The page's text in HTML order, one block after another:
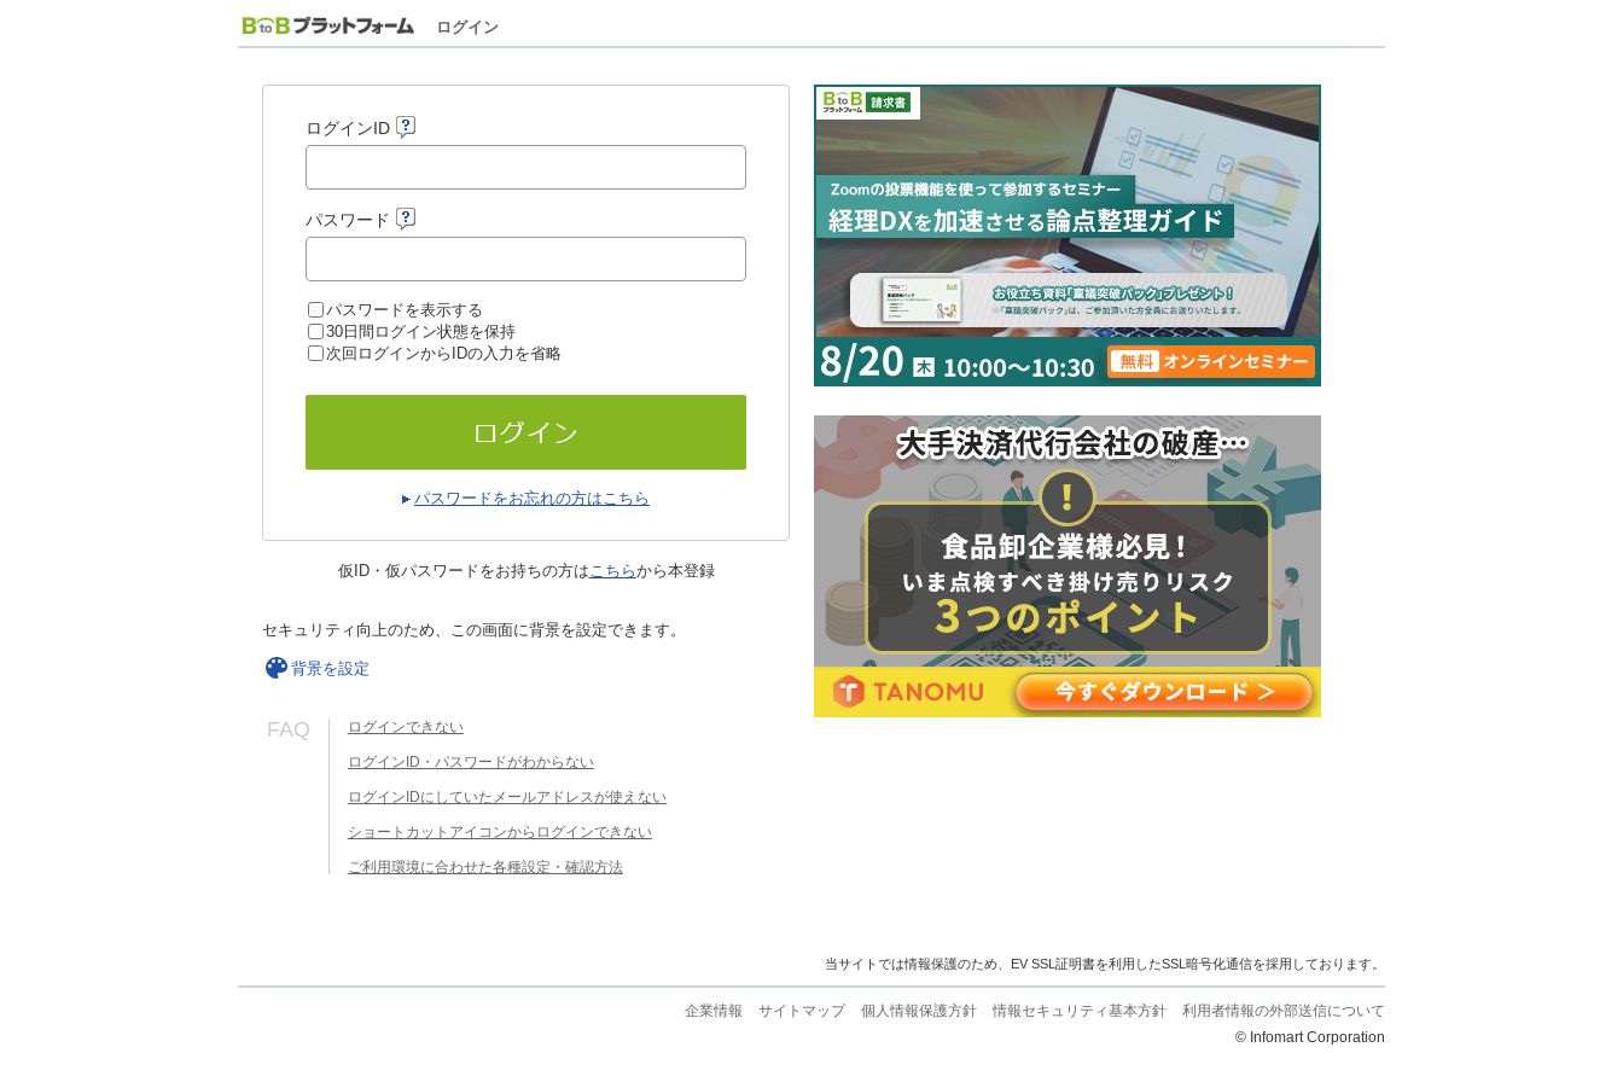
ログイン
ログインID
パスワード
パスワードを表示する
30日間ログイン状態を保持
次回ログインからIDの入力を省略
パスワードをお忘れの方はこちら
仮ID・仮パスワードをお持ちの方はこちらから本登録
セキュリティ向上のため、この画面に背景を設定できます。
背景を設定
FAQ ログインできない
ログインID・パスワードがわからない
ログインIDにしていたメールアドレスが使えない
ショートカットアイコンからログインできない
ご利用環境に合わせた各種設定・確認方法
当サイトでは情報保護のため、EV SSL証明書を利用したSSL暗号化通信を採用しております。
企業情報 サイトマップ 個人情報保護方針 情報セキュリティ基本方針
利用者情報の外部送信について
© Infomart Corporation